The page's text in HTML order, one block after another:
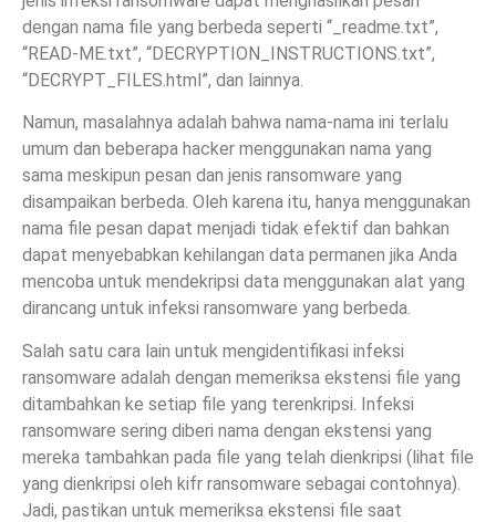
dengan nama file yang berbeda seperti “_readme.txt”,
“READ-ME.txt”, “DECRYPTION_INSTRUCTIONS.txt”,
“DECRYPT_FILES.html”, dan lainnya.
Namun, masalahnya adalah bahwa nama-nama ini terlalu
umum dan beberapa hacker menggunakan nama yang
sama meskipun pesan dan jenis ransomware yang
disampaikan berbeda. Oleh karena itu, hanya menggunakan
nama file pesan dapat menjadi tidak efektif dan bahkan
dapat menyebabkan kehilangan data permanen jika Anda
mencoba untuk mendekripsi data menggunakan alat yang
dirancang untuk infeksi ransomware yang berbeda.
Salah satu cara lain untuk mengidentifikasi infeksi
ransomware adalah dengan memeriksa ekstensi file yang
ditambahkan ke setiap file yang terenkripsi. Infeksi
ransomware sering diberi nama dengan ekstensi yang
mereka tambahkan pada file yang telah dienkripsi (lihat file
yang dienkripsi oleh kifr ransomware sebagai contohnya).
Jadi, pastikan untuk memeriksa ekstensi file saat